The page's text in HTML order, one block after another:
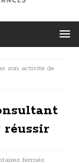
son activité de
réussir
fermés